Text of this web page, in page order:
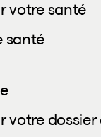
votre santé
santé
votre dossier